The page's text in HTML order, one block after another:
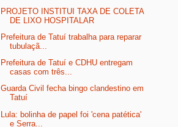
PROJETO INSTITUI TAXA DE COLETA
DE LIXO HOSPITALAR
Prefeitura de Tatuí trabalha para reparar
tubulaçã...
Prefeitura de Tatuí e CDHU entregam
casas com três...
Guarda Civil fecha bingo clandestino em
Tatuí
Lula: bolinha de papel foi 'cena patética'
e Serra...